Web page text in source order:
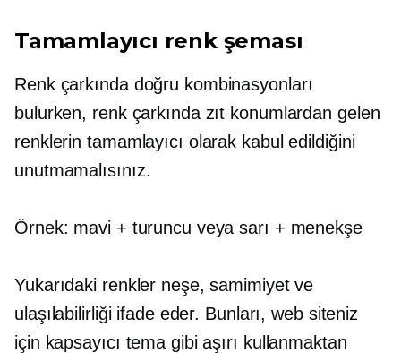
Tamamlayıcı renk şeması
Renk çarkında doğru kombinasyonları
bulurken, renk çarkında zıt konumlardan gelen
renklerin tamamlayıcı olarak kabul edildiğini
unutmamalısınız.
Örnek: mavi + turuncu veya sarı + menekşe
Yukarıdaki renkler neşe, samimiyet ve
ulaşılabilirliği ifade eder. Bunları, web siteniz
için kapsayıcı tema gibi aşırı kullanmaktan